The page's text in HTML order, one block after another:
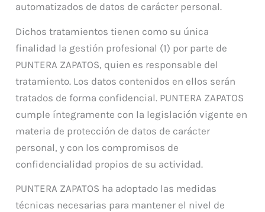
automatizados de datos de carácter personal.
Dichos tratamientos tienen como su única
finalidad la gestión profesional (1) por parte de
PUNTERA ZAPATOS, quien es responsable del
tratamiento. Los datos contenidos en ellos serán
tratados de forma confidencial. PUNTERA ZAPATOS
cumple íntegramente con la legislación vigente en
materia de protección de datos de carácter
personal, y con los compromisos de
confidencialidad propios de su actividad.
PUNTERA ZAPATOS ha adoptado las medidas
técnicas necesarias para mantener el nivel de